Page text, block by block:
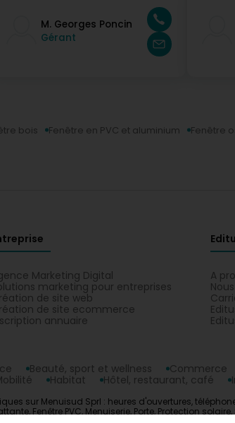
M. Georges Poncin
Gérant
bois Fenêtre en PVC et aluminium Fenêtre
Marketing Digital
marketing pour entreprises
de site web
de site ecommerce
annuaire
A
Beauté, sport et wellness Commerce
Habitat Hôtel, restaurant, café
sur Menuisud Sprl : heures d'ouvertures,
Fenêtre PVC, Menuiserie, Porte, Protection